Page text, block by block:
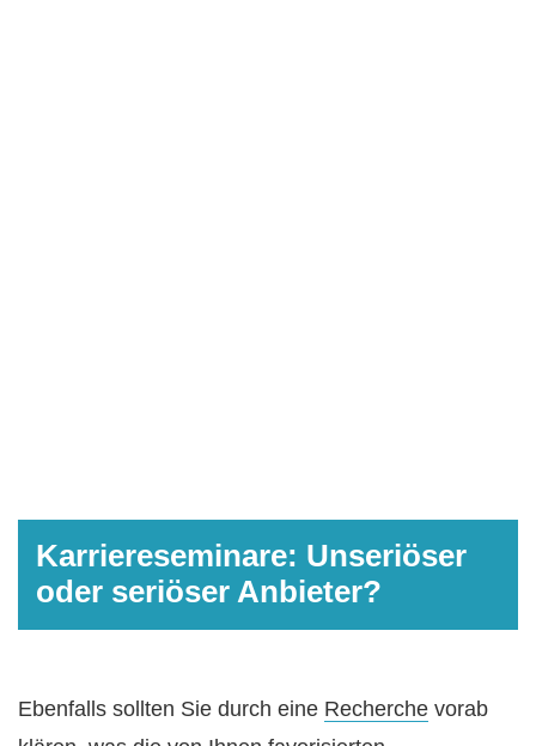
Karriereseminare: Unseriöser
oder seriöser Anbieter?
Ebenfalls sollten Sie durch eine Recherche vorab